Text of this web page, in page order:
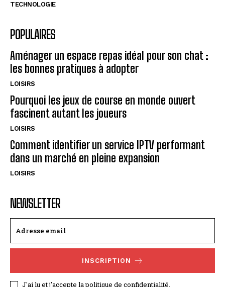
TECHNOLOGIE
POPULAIRES
Aménager un espace repas idéal pour son chat :
les bonnes pratiques à adopter
LOISIRS
Pourquoi les jeux de course en monde ouvert
fascinent autant les joueurs
LOISIRS
Comment identifier un service IPTV performant
dans un marché en pleine expansion
LOISIRS
NEWSLETTER
INSCRIPTION
J'ai lu et j'accepte la politique de confidentialité.